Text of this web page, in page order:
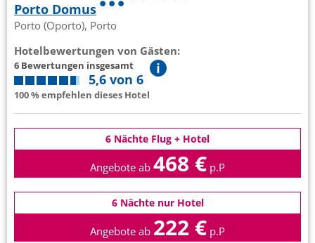
Porto Domus
Porto (Oporto), Porto
Hotelbewertungen von Gästen:
6 Bewertungen insgesamt
5,6 von 6
100 % empfehlen dieses Hotel
6 Nächte Flug + Hotel
Angebote ab 468 € p.P
6 Nächte nur Hotel
Angebote ab 222 € p.P